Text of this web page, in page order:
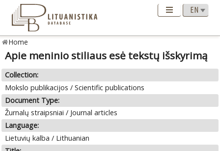
Home
Apie meninio stiliaus esė tekstų išskyrimą
Collection:
Mokslo publikacijos / Scientific publications
Document Type:
Žurnalų straipsniai / Journal articles
Language:
Lietuvių kalba / Lithuanian